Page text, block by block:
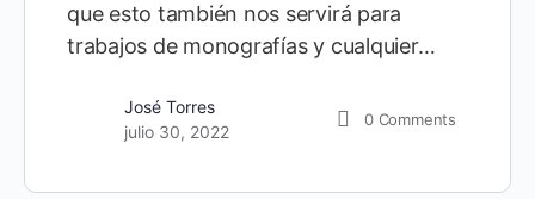
que esto también nos servirá para
trabajos de monografías y cualquier…
José Torres
julio 30, 2022
0 Comments